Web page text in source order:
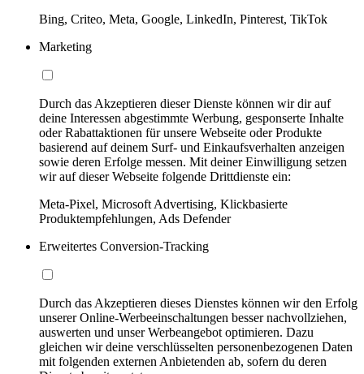
Bing, Criteo, Meta, Google, LinkedIn, Pinterest, TikTok
Marketing
Durch das Akzeptieren dieser Dienste können wir dir auf
deine Interessen abgestimmte Werbung, gesponserte Inhalte
oder Rabattaktionen für unsere Webseite oder Produkte
basierend auf deinem Surf- und Einkaufsverhalten anzeigen
sowie deren Erfolge messen. Mit deiner Einwilligung setzen
wir auf dieser Webseite folgende Drittdienste ein:
Meta-Pixel, Microsoft Advertising, Klickbasierte
Produktempfehlungen, Ads Defender
Erweitertes Conversion-Tracking
Durch das Akzeptieren dieses Dienstes können wir den Erfolg
unserer Online-Werbeeinschaltungen besser nachvollziehen,
auswerten und unser Werbeangebot optimieren. Dazu
gleichen wir deine verschlüsselten personenbezogenen Daten
mit folgenden externen Anbietenden ab, sofern du deren